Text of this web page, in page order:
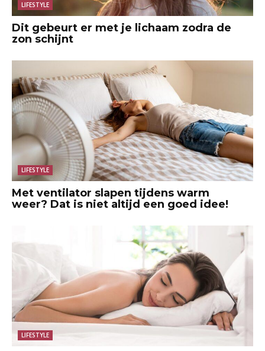
LIFESTYLE
Dit gebeurt er met je lichaam zodra de
zon schijnt
LIFESTYLE
Met ventilator slapen tijdens warm
weer? Dat is niet altijd een goed idee!
LIFESTYLE